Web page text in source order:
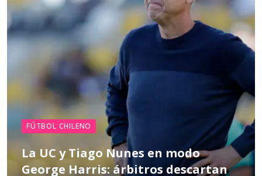
FÚTBOL CHILENO
La UC y Tiago Nunes en modo
George Harris: árbitros descartan